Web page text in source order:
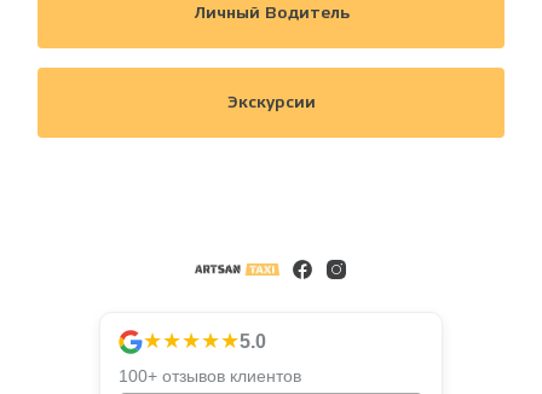
Личный Водитель
Экскурсии
★★★★★5.0
100+ отзывов клиентов